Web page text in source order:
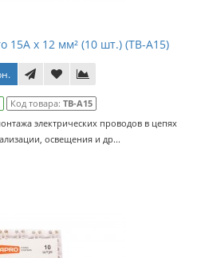
15A x 12 мм² (10 шт.) (TB-A15)
Код товара: TB-A15
электрических проводов в цепях
освещения и др...